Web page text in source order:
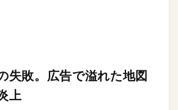
失敗。広告で溢れた地図
上